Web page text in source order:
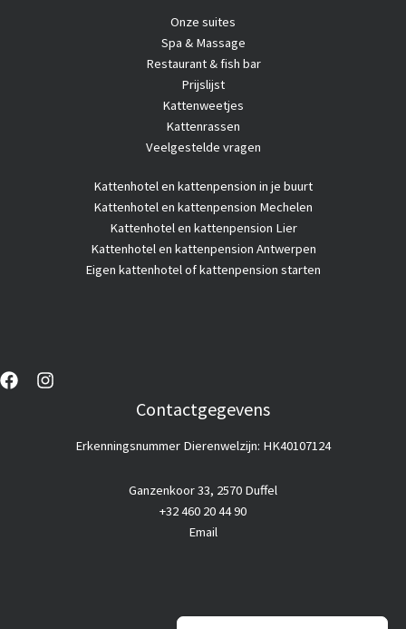
Onze suites
Spa & Massage
Restaurant & fish bar
Prijslijst
Kattenweetjes
Kattenrassen
Veelgestelde vragen
Kattenhotelen kattenpension in je buurt
Kattenhotel en kattenpension Mechelen
Kattenhotel en kattenpension Lier
Kattenhotel en kattenpension Antwerpen
Eigen kattenhotel of kattenpension starten
Contactgegevens
Erkenningsnummer Dierenwelzijn: HK40107124
Ganzenkoor 33, 2570 Duffel
+32 460 20 44 90
Email